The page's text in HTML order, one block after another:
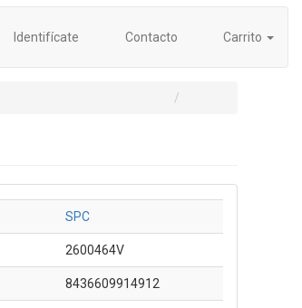
Identifícate Contacto Carrito
SPC
2600464V
8436609914912